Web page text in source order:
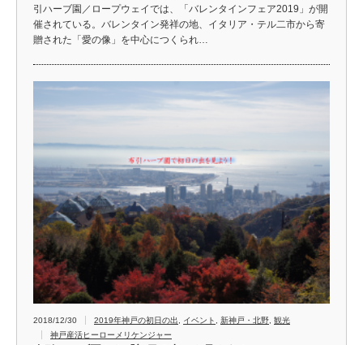
引ハーブ園／ロープウェイでは、「バレンタインフェア2019」が開
催されている。バレンタイン発祥の地、イタリア・テル二市から寄
贈された「愛の像」を中心につくられ…
2018/12/30 2019年神戸の初日の出 イベント 新神戸・北野 観光
神戸産活ヒーローメリケンジャー